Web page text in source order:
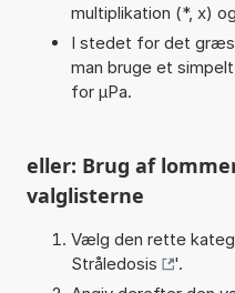
multiplikation (*, x)
I stedet for det
man bruge et
for µPa.
eller: Brug af
valglisterne
Vælg den rette
Stråledosis
'.